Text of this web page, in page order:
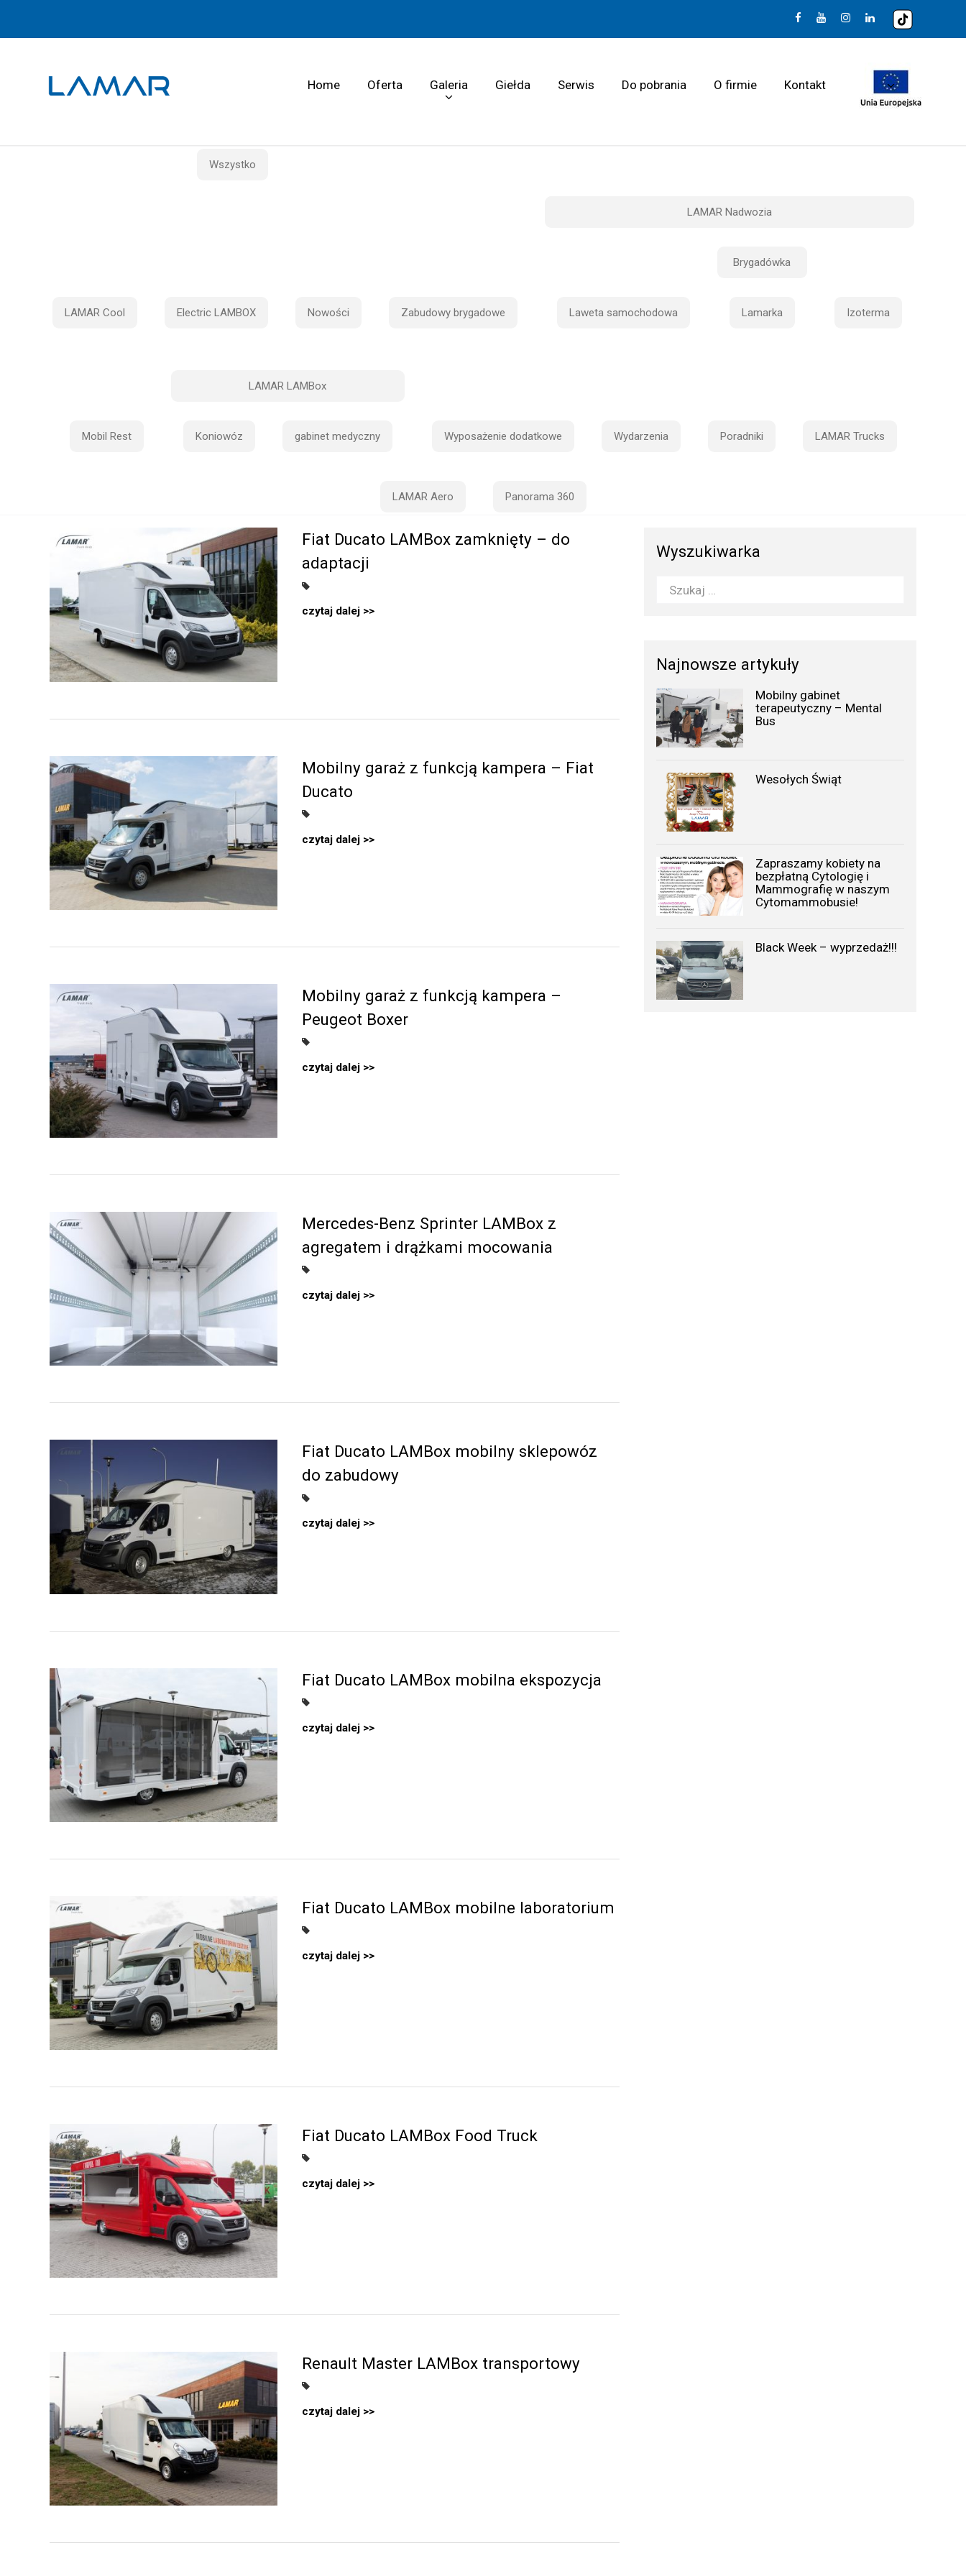
Home Oferta Galeria Giełda Serwis Do pobrania O firmie Kontakt
Wszystko
LAMAR Cool Electric LAMBOX Nowości Zabudowy brygadowe
LAMAR Nadwozia
Laweta samochodowa
Brygadówka
Lamarka Izoterma
Mobil Rest
LAMAR LAMBox
Koniowóz gabinet medyczny Wyposażenie dodatkowe Wydarzenia Poradniki LAMAR Trucks
LAMAR Aero Panorama 360
Fiat Ducato LAMBox zamknięty – do
adaptacji
czytaj dalej
Mobilny garaż z funkcją kampera – Fiat
Ducato
czytaj dalej
Mobilny garaż z funkcją kampera –
Peugeot Boxer
czytaj dalej
Mercedes-Benz Sprinter LAMBox z
agregatem i drążkami mocowania
czytaj dalej
Fiat Ducato LAMBox mobilny sklepowóz
do zabudowy
czytaj dalej
Fiat Ducato LAMBox mobilna ekspozycja
czytaj dalej
Fiat Ducato LAMBox mobilne laboratorium
czytaj dalej
Fiat Ducato LAMBox Food Truck
czytaj dalej
Renault Master LAMBox transportowy
czytaj dalej
Wyszukiwarka
Najnowsze artykuły
Mobilny gabinet
terapeutyczny – Mental
Bus
Wesołych Świąt
Zapraszamy kobiety na
bezpłatną Cytologię i
Mammografię w naszym
Cytomammobusie!
Black Week – wyprzedaż!!!